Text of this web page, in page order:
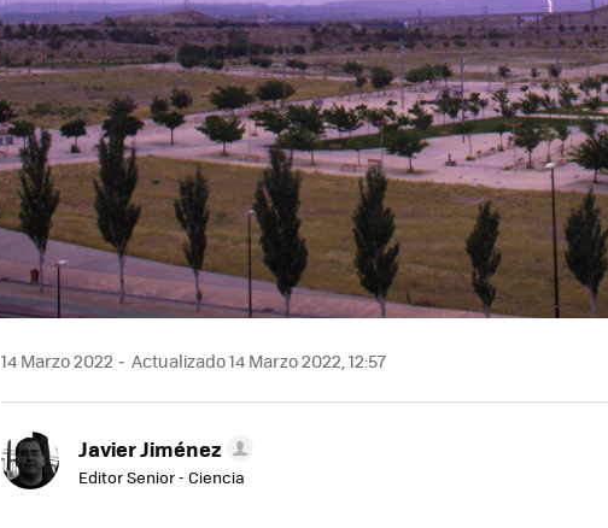
14 Marzo 2022 Actualizado 14 Marzo 2022, 12:57
Javier Jiménez
Editor Senior - Ciencia